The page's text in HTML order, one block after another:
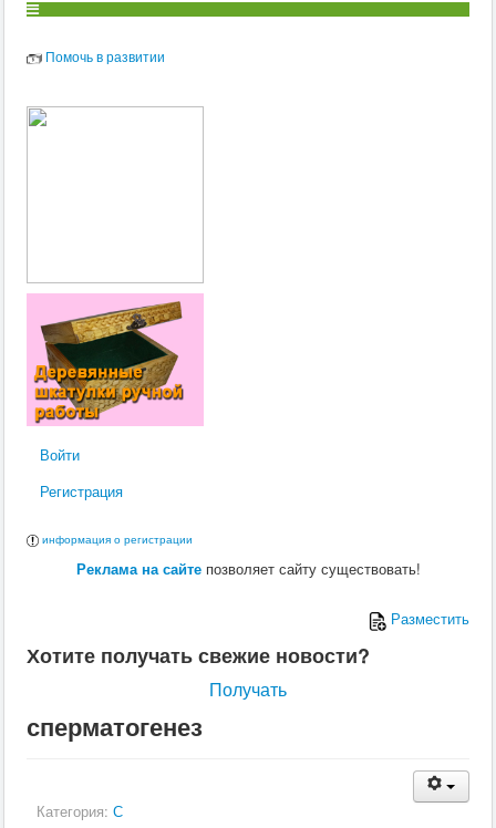
Помочь в развитии
Войти
Регистрация
информация о регистрации
Реклама на сайтепозволяет сайту существовать!
Разместить
Хотите получать свежие новости?
Получать
сперматогенез
Категория: С